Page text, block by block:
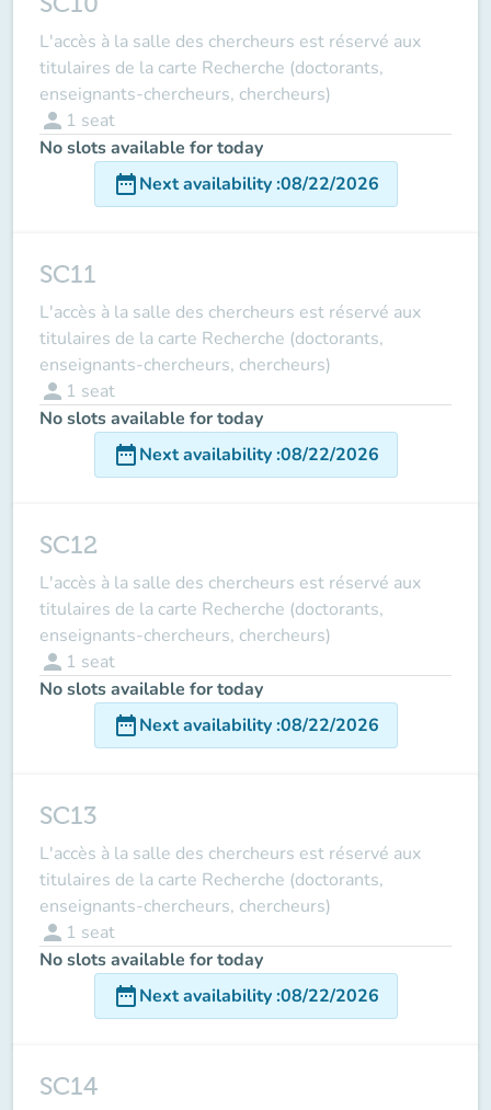
L'accès à la salle des chercheurs est réservé aux
titulaires de la carte Recherche (doctorants,
enseignants-chercheurs, chercheurs)
person 1 seat
No slots available for today
date_rangeNext availability:08/22/2026
SC11
L'accès à la salle des chercheurs est réservé aux
titulaires de la carte Recherche (doctorants,
enseignants-chercheurs, chercheurs)
person 1 seat
No slots available for today
date_rangeNext availability:08/22/2026
SC12
L'accès à la salle des chercheurs est réservé aux
titulaires de la carte Recherche (doctorants,
enseignants-chercheurs, chercheurs)
person 1 seat
No slots available for today
date_rangeNext availability:08/22/2026
SC13
L'accès à la salle des chercheurs est réservé aux
titulaires de la carte Recherche (doctorants,
enseignants-chercheurs, chercheurs)
person 1 seat
No slots available for today
date_rangeNext availability:08/22/2026
SC14